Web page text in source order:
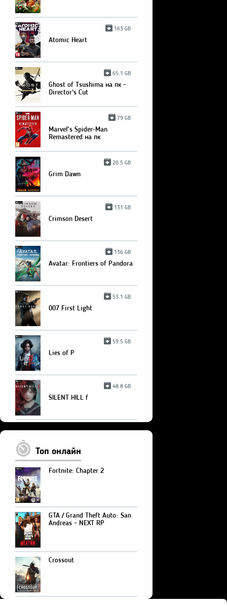
163 GB
Atomic Heart
65.1 GB
Ghost of Tsushima на пк -
Director's Cut
79 GB
Marvel’s Spider-Man
Remastered на пк
20.5 GB
Grim Dawn
131 GB
Crimson Desert
136 GB
Avatar: Frontiers of Pandora
53.1 GB
007 First Light
59.5 GB
Lies of P
48.8 GB
SILENT HILL f
Топ онлайн
Fortnite: Chapter 2
GTA / Grand Theft Auto: San
Andreas - NEXT RP
Crossout